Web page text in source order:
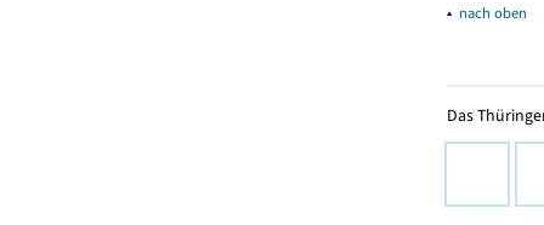
▴ nach oben
Das